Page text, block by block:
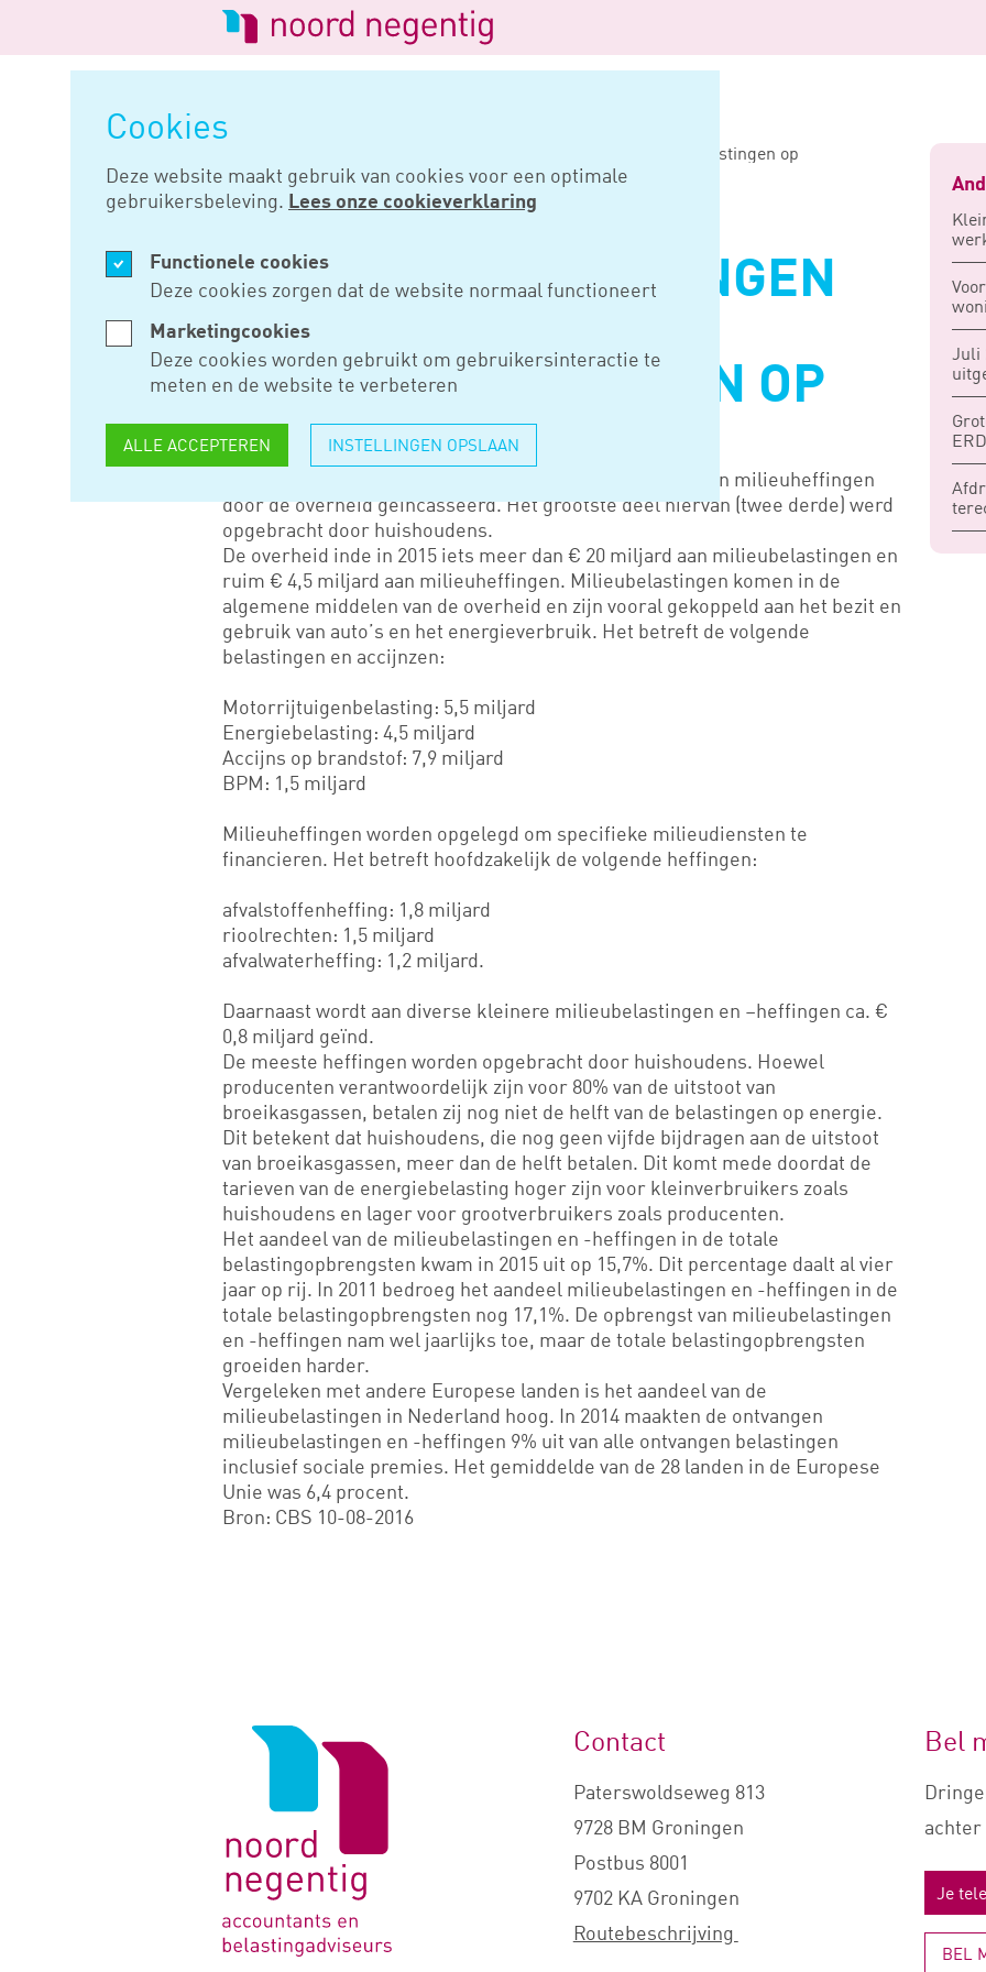
Cookies
Deze website maakt gebruik van cookies voor een optimale
gebruikersbeleving. Lees onze cookieverklaring
Functionele cookies
Deze cookies zorgen dat de website normaal functioneert
Marketingcookies
Deze cookies worden gebruikt om gebruikersinteractie te
meten en de website te verbeteren
ALLE ACCEPTEREN INSTELLINGEN OPSLAAN
Logo
van
Noord
Negentig
Huishoudens brengen merendeel milieubelastingen op
AUG 10, 2016
HUISHOUDENS BRENGEN
MERENDEEL
MILIEUBELASTINGEN OP
Vorig jaar werd er € 24,6 miljard aan milieubelastingen en milieuheffingen
door de overheid geïncasseerd. Het grootste deel hiervan (twee derde) werd
opgebracht door huishoudens.
De overheid inde in 2015 iets meer dan € 20 miljard aan milieubelastingen en
ruim € 4,5 miljard aan milieuheffingen. Milieubelastingen komen in de
algemene middelen van de overheid en zijn vooral gekoppeld aan het bezit en
gebruik van auto’s en het energieverbruik. Het betreft de volgende
belastingen en accijnzen:
Motorrijtuigenbelasting: 5,5 miljard
Energiebelasting: 4,5 miljard
Accijns op brandstof: 7,9 miljard
BPM: 1,5 miljard
Milieuheffingen worden opgelegd om specifieke milieudiensten te
financieren. Het betreft hoofdzakelijk de volgende heffingen:
afvalstoffenheffing: 1,8 miljard
rioolrechten: 1,5 miljard
afvalwaterheffing: 1,2 miljard.
Daarnaast wordt aan diverse kleinere milieubelastingen en –heffingen ca. €
0,8 miljard geïnd.
De meeste heffingen worden opgebracht door huishoudens. Hoewel
producenten verantwoordelijk zijn voor 80% van de uitstoot van
broeikasgassen, betalen zij nog niet de helft van de belastingen op energie.
Dit betekent dat huishoudens, die nog geen vijfde bijdragen aan de uitstoot
van broeikasgassen, meer dan de helft betalen. Dit komt mede doordat de
tarieven van de energiebelasting hoger zijn voor kleinverbruikers zoals
huishoudens en lager voor grootverbruikers zoals producenten.
Het aandeel van de milieubelastingen en -heffingen in de totale
belastingopbrengsten kwam in 2015 uit op 15,7%. Dit percentage daalt al vier
jaar op rij. In 2011 bedroeg het aandeel milieubelastingen en -heffingen in de
totale belastingopbrengsten nog 17,1%. De opbrengst van milieubelastingen
en -heffingen nam wel jaarlijks toe, maar de totale belastingopbrengsten
groeiden harder.
Vergeleken met andere Europese landen is het aandeel van de
milieubelastingen in Nederland hoog. In 2014 maakten de ontvangen
milieubelastingen en -heffingen 9% uit van alle ontvangen belastingen
inclusief sociale premies. Het gemiddelde van de 28 landen in de Europese
Unie was 6,4 procent.
Bron: CBS 10-08-2016
Juli
Logo
Contact
Paterswoldseweg 813
9728 BM Groningen
Postbus 8001
9702 KA Groningen
Routebeschrijving
Bel
achter
BEL